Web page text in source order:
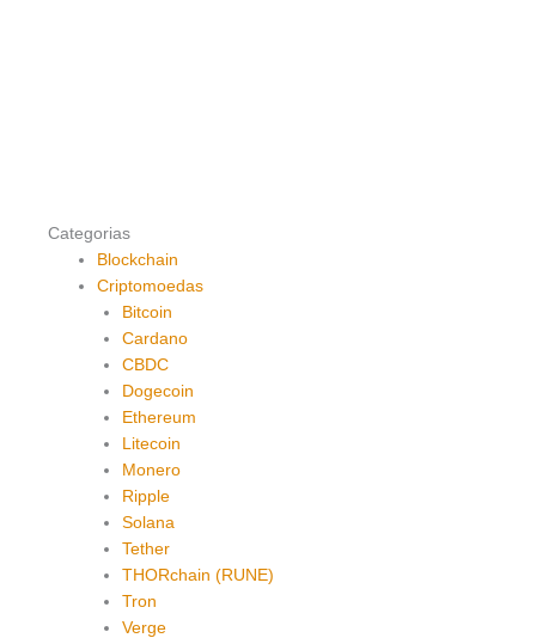
Categorias
Blockchain
Criptomoedas
Bitcoin
Cardano
CBDC
Dogecoin
Ethereum
Litecoin
Monero
Ripple
Solana
Tether
THORchain (RUNE)
Tron
Verge